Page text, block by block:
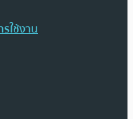
ใช้งาน